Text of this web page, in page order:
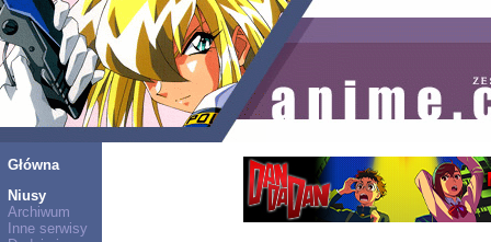
Główna
Niusy
Archiwum
Inne serwisy